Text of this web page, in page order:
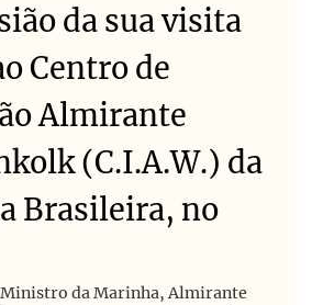
da sua visita
Centro de
Almirante
(C.I.A.W.) da
Brasileira, no
da Marinha, Almirante